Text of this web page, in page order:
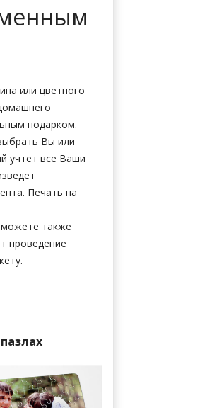
или цветного
подарком.
Вы или
учтет все Ваши
Печать на
также
проведение